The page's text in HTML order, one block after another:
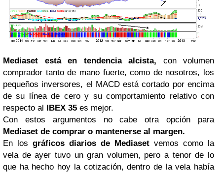
Mediaset está en tendencia alcista, con volumen
comprador tanto de mano fuerte, como de nosotros, los
pequeños inversores, el MACD está cortado por encima
de su línea de cero y su comportamiento relativo con
respecto al IBEX 35 es mejor.
Con estos argumentos no cabe otra opción para
Mediaset de comprar o mantenerse al margen.
En los gráficos diarios de Mediaset vemos como la
vela de ayer tuvo un gran volumen, pero a tenor de lo
que ha hecho hoy la cotización, dentro de la vela había